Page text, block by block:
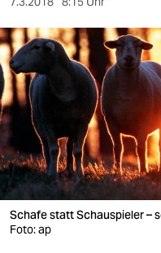
sport
berlin
nord
wahrheit
verlag
verlag
Schafe statt Schauspieler –
Foto: ap